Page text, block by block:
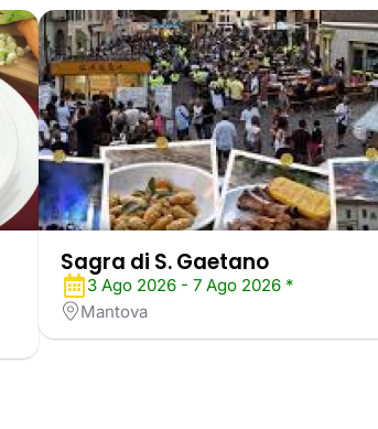
Sagra di S. Gaetano
3 Ago 2026 - 7 Ago 2026 *
Mantova